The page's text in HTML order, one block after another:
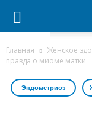
Главная Женское
правда о миоме матки
Эндометриоз